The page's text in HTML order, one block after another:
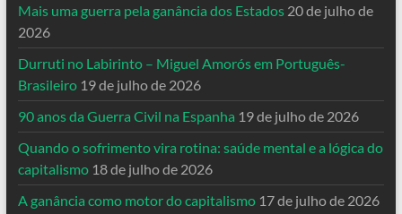
Mais uma guerra pela ganância dos Estados 20 de julho de
2026
Durruti no Labirinto – Miguel Amorós em Português-
Brasileiro 19 de julho de 2026
90 anos da Guerra Civil na Espanha 19 de julho de 2026
Quando o sofrimento vira rotina: saúde mental e a lógica do
capitalismo 18 de julho de 2026
A ganância como motor do capitalismo 17 de julho de 2026